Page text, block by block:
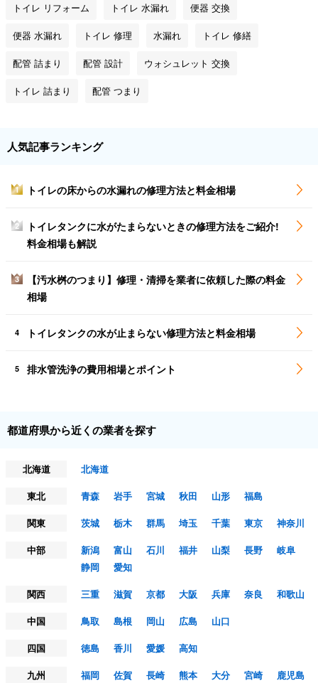
トイレ リフォーム トイレ 水漏れ 便器 交換
便器 水漏れ トイレ 修理 水漏れ トイレ 修繕
配管 詰まり 配管 設計 ウォシュレット 交換
トイレ 詰まり 配管 つまり
人気記事ランキング
1 トイレの床からの水漏れの修理方法と料金相場
2
トイレタンクに水がたまらないときの修理方法をご紹介!
料金相場も解説
3
【汚水桝のつまり】修理・清掃を業者に依頼した際の料金
相場
4 トイレタンクの水が止まらない修理方法と料金相場
5 排水管洗浄の費用相場とポイント
都道府県から近くの業者を探す
北海道
北海道
東北
青森 岩手 宮城 秋田 山形
福島
関東
茨城 栃木 群馬 埼玉 千葉 東京
神奈川
中部
新潟 富山 石川 福井 山梨 長野
岐阜
静岡
愛知
関西
三重 滋賀 京都 大阪 兵庫 奈良
和歌山
中国
鳥取 島根 岡山 広島
山口
四国
徳島 香川 愛媛
高知
九州
福岡 佐賀 長崎 熊本 大分 宮崎
鹿児島